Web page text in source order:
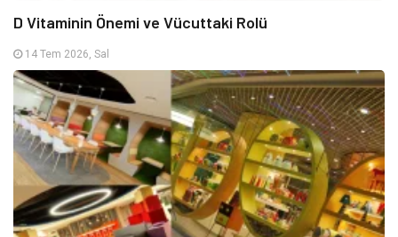
D Vitaminin Önemi ve Vücuttaki Rolü
14 Tem 2026, Sal